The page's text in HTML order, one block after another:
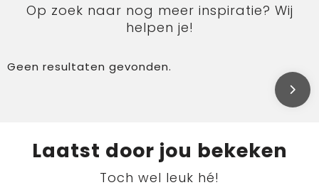
Op zoek naar nog meer inspiratie? Wij
helpen je!
Geen resultaten gevonden.
Laatst door jou bekeken
Toch wel leuk hé!